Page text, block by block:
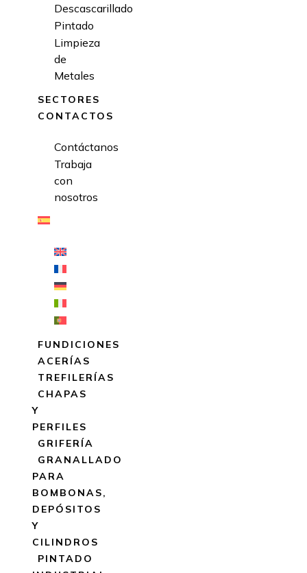
Descascarillado
Pintado
Limpieza
de
Metales
SECTORES
CONTACTOS
Contáctanos
Trabaja
con
nosotros
FUNDICIONES
ACERÍAS
TREFILERÍAS
CHAPAS
Y
PERFILES
GRIFERÍA
GRANALLADO
PARA
BOMBONAS,
DEPÓSITOS
Y
CILINDROS
PINTADO